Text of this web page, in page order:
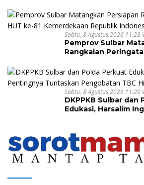
Sabtu, 8 Agustus 2026 11:23
Pemprov Sulbar
Rangkaian
Sabtu, 8 Agustus 2026 11:20
DKPPKB Sulbar dan
Edukasi, Harsalim